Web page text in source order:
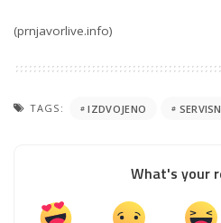
(prnjavorlive.info)
TAGS: IZDVOJENO
What's your